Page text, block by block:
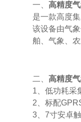
一、 高精度
是一款高度
该设备由气
舶、气象、
二、 高精度
1、低功耗采
2、标配
3、7寸安卓